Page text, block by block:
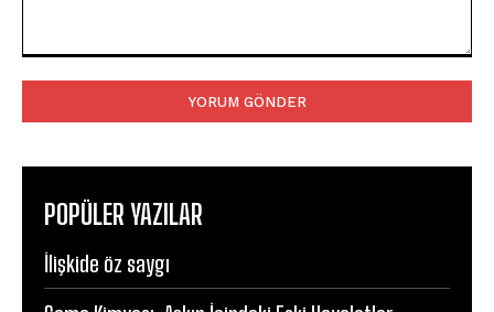
POPÜLER YAZILAR
İlişkide öz saygı